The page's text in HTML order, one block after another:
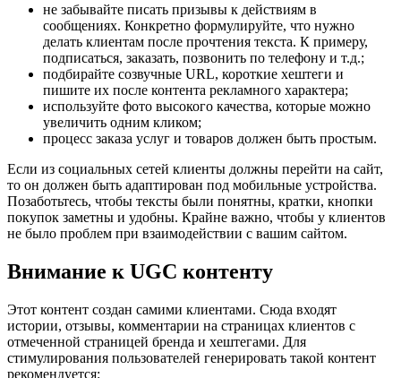
не забывайте писать призывы к действиям в
сообщениях. Конкретно формулируйте, что нужно
делать клиентам после прочтения текста. К примеру,
подписаться, заказать, позвонить по телефону и т.д.;
подбирайте созвучные URL, короткие хештеги и
пишите их после контента рекламного характера;
используйте фото высокого качества, которые можно
увеличить одним кликом;
процесс заказа услуг и товаров должен быть простым.
Если из социальных сетей клиенты должны перейти на сайт,
то он должен быть адаптирован под мобильные устройства.
Позаботьтесь, чтобы тексты были понятны, кратки, кнопки
покупок заметны и удобны. Крайне важно, чтобы у клиентов
не было проблем при взаимодействии с вашим сайтом.
Внимание к UGC контенту
Этот контент создан самими клиентами. Сюда входят
истории, отзывы, комментарии на страницах клиентов с
отмеченной страницей бренда и хештегами. Для
стимулирования пользователей генерировать такой контент
рекомендуется: